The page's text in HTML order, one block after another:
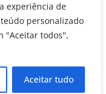
experiência de
personalizado
"Aceitar todos",
Aceitar tudo